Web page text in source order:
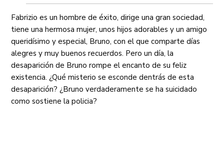
Fabrizio es un hombre de éxito, dirige una gran sociedad,
tiene una hermosa mujer, unos hijos adorables y un amigo
queridísimo y especial, Bruno, con el que comparte días
alegres y muy buenos recuerdos. Pero un día, la
desaparición de Bruno rompe el encanto de su feliz
existencia. ¿Qué misterio se esconde dentrás de esta
desaparición? ¿Bruno verdaderamente se ha suicidado
como sostiene la policia?